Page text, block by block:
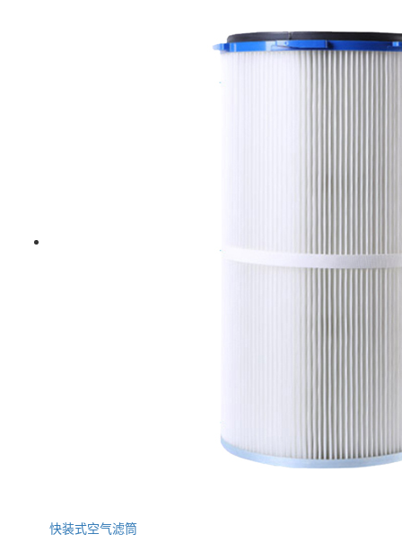
快装式空气滤筒